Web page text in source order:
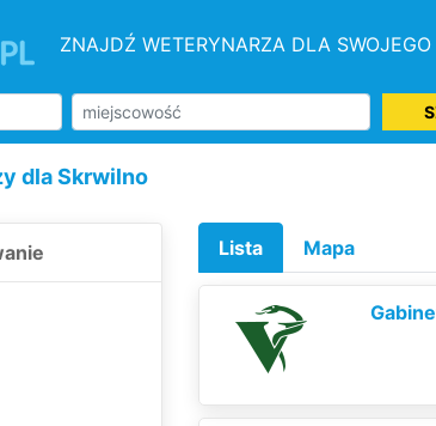
ZNAJDŹ WETERYNARZA DLA
dla Skrwilno
Lista Mapa